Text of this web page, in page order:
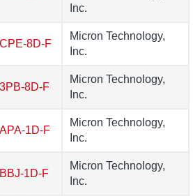
Inc.
8D-F
Micron Technology,
Inc.
8D-F
Micron Technology,
Inc.
1D-F
Micron Technology,
Inc.
1D-F
Micron Technology,
Inc.
Inc.
8D-F
Micron Technology,
Inc.
8D-F
Micron Technology,
Inc.
1D-F
Micron Technology,
Inc.
1D-F
Micron Technology,
Inc.